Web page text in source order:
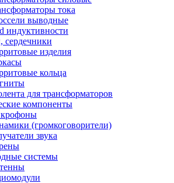
тока
выводные
индуктивности
сердечники
изделия
кольца
для трансформаторов
компоненты
(громкоговорители)
звука
системы